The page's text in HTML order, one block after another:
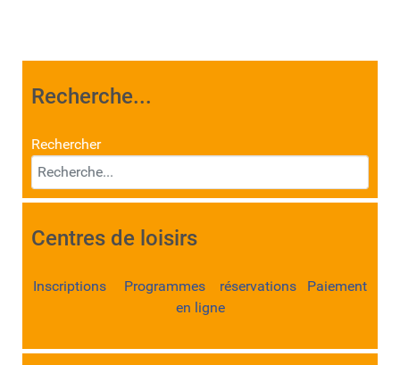
Recherche...
Rechercher
Centres de loisirs
Inscriptions Programmes réservations Paiement
en ligne